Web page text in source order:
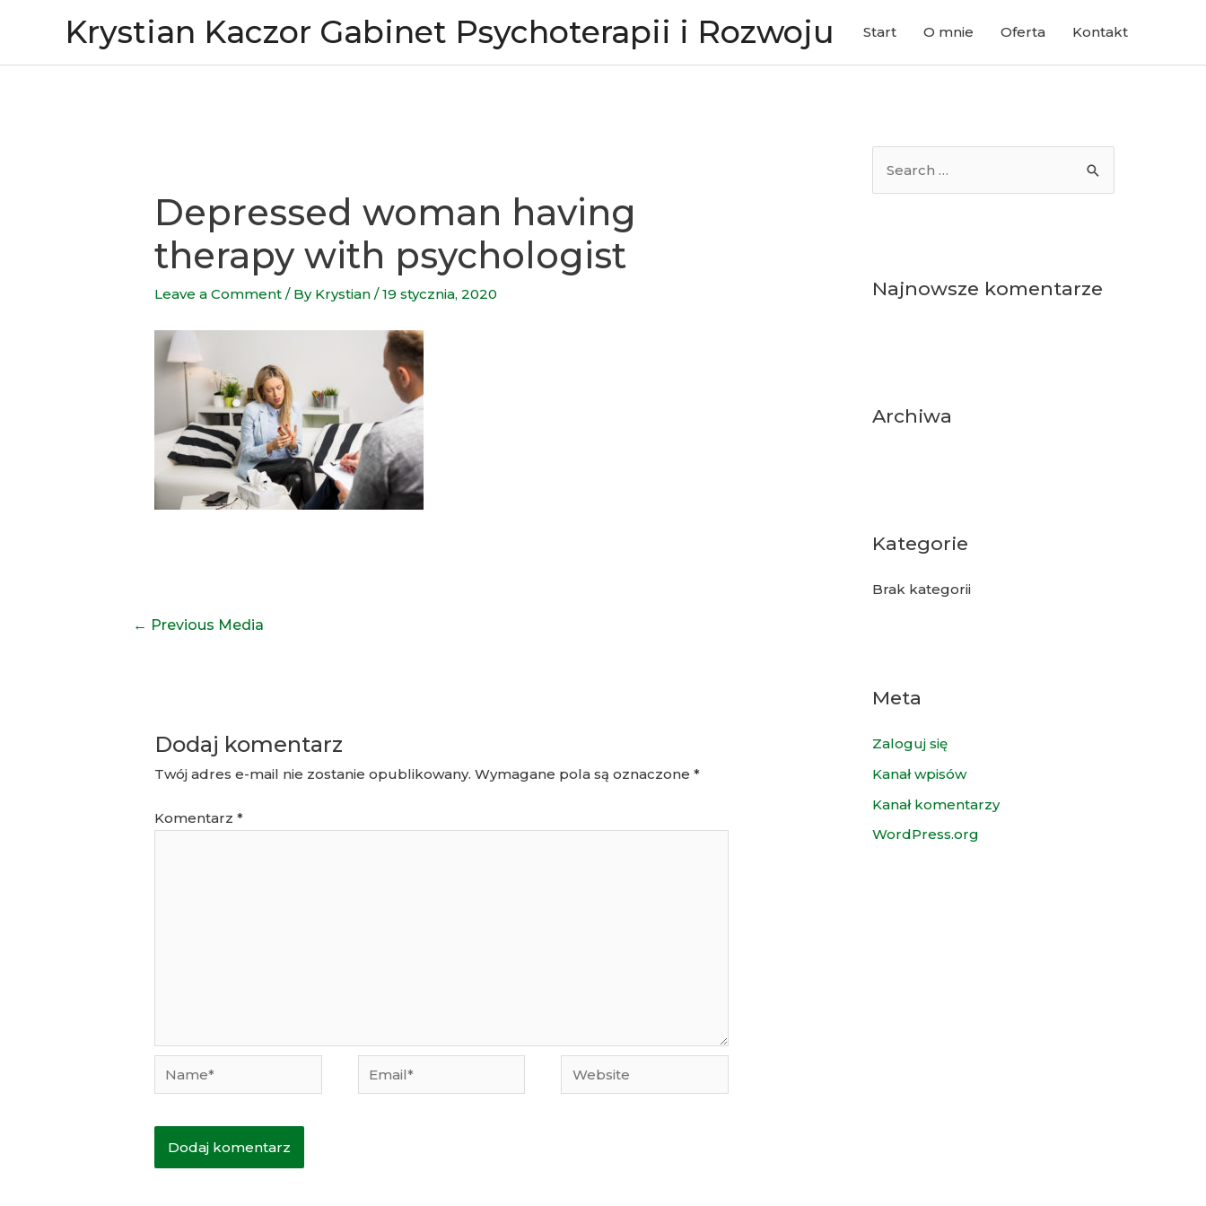
Krystian Kaczor Gabinet Psychoterapii i Rozwoju Start O mnie Oferta Kontakt
Depressed woman having
therapy with psychologist
Leave a Comment / By Krystian /19 stycznia, 2020
Nawigacja
← Previous Media
Dodaj komentarz
Twój adres e-mail nie zostanie opublikowany. Wymagane pola są oznaczone*
Komentarz*
Email* Website
h
Najnowsze komentarze
Archiwa
Kategorie
Brak kategorii
Meta
Zaloguj się
Kanał wpisów
Kanał komentarzy
WordPress.org